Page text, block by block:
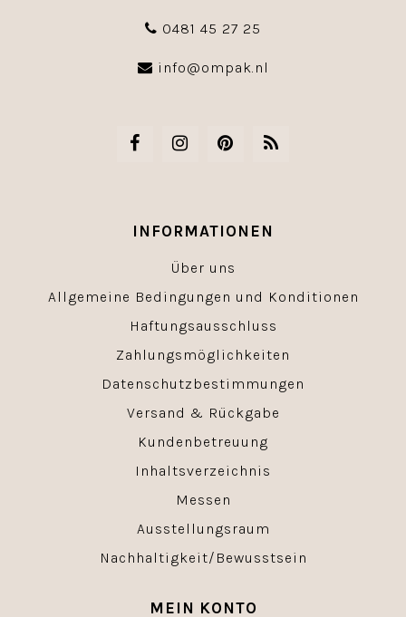
0481 45 27 25
info@ompak.nl
INFORMATIONEN
Über uns
Allgemeine Bedingungen und Konditionen
Haftungsausschluss
Zahlungsmöglichkeiten
Datenschutzbestimmungen
Versand & Rückgabe
Kundenbetreuung
Inhaltsverzeichnis
Messen
Ausstellungsraum
Nachhaltigkeit/Bewusstsein
MEIN KONTO